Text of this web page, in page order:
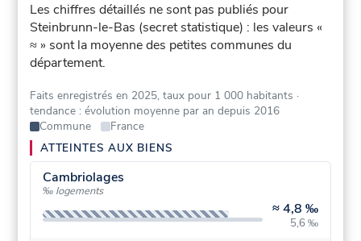
Les chiffres détaillés ne sont pas publiés pour
Steinbrunn-le-Bas (secret statistique) : les valeurs «
≈ » sont la moyenne des petites communes du
département.
Faits enregistrés en 2025, taux pour 1 000 habitants ·
tendance : évolution moyenne par an depuis 2016
Commune
France
ATTEINTES AUX BIENS
Cambriolages
‰ logements
≈4,8 ‰
5,6 ‰